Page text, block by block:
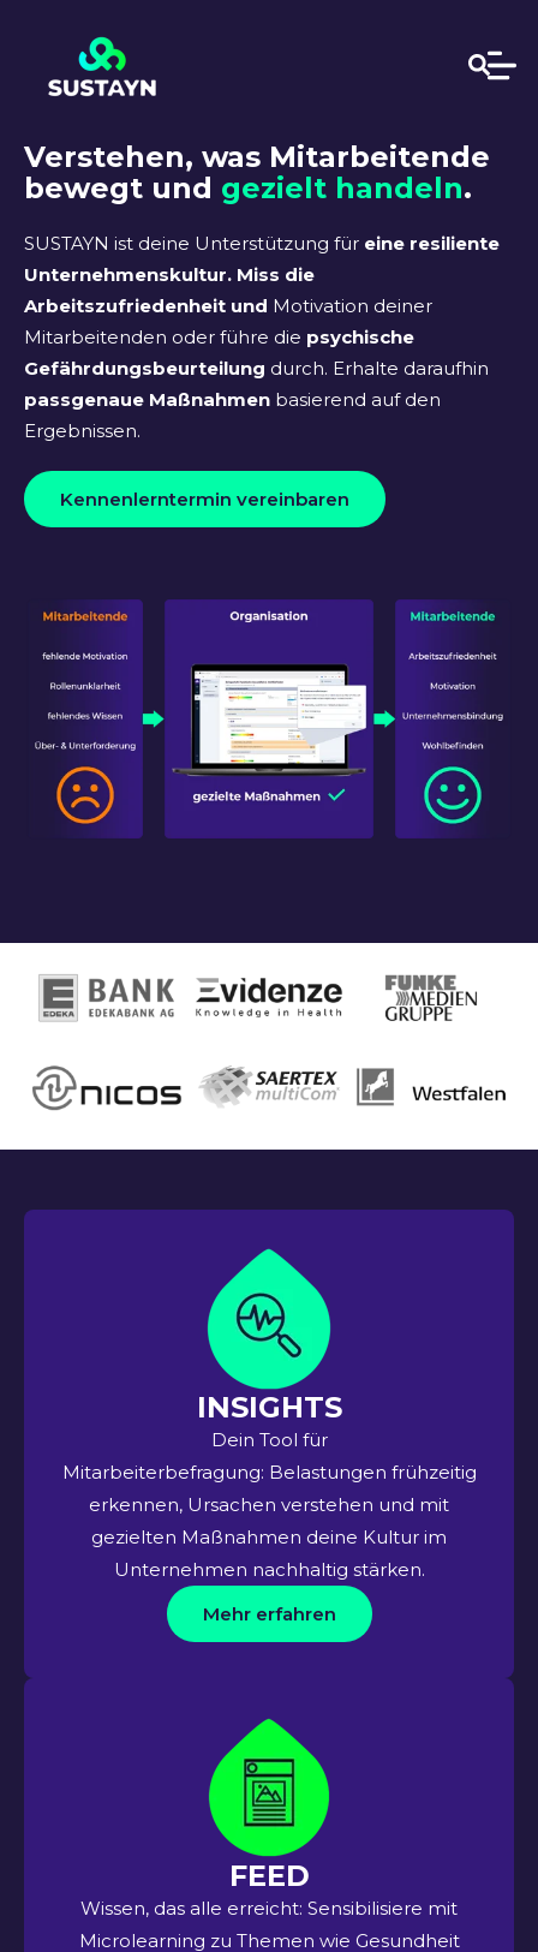
Verstehen, was Mitarbeitende
bewegt und gezielt handeln.
SUSTAYN ist deine Unterstützung für eine resiliente
Unternehmenskultur. Miss die
Arbeitszufriedenheit und Motivation deiner
Mitarbeitenden oder führe die psychische
Gefährdungsbeurteilung durch. Erhalte daraufhin
passgenaue Maßnahmen basierend auf den
Ergebnissen.
Kennenlerntermin vereinbaren
INSIGHTS
Dein Tool für
Mitarbeiterbefragung: Belastungen frühzeitig
erkennen, Ursachen verstehen und mit
gezielten Maßnahmen deine Kultur im
Unternehmen nachhaltig stärken.
Mehr erfahren
FEED
Wissen, das alle erreicht: Sensibilisiere mit
Microlearning zu Themen wie Gesundheit